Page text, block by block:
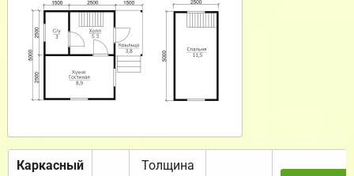
Каркасный
Толщина